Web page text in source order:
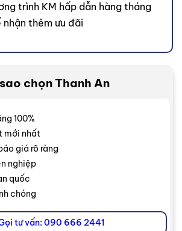
trình KM hấp dẫn hàng tháng
nhận thêm ưu đãi
chọn Thanh An
100%
mới nhất
giá rõ ràng
nghiệp
quốc
chóng
tư vấn: 090 666 2441